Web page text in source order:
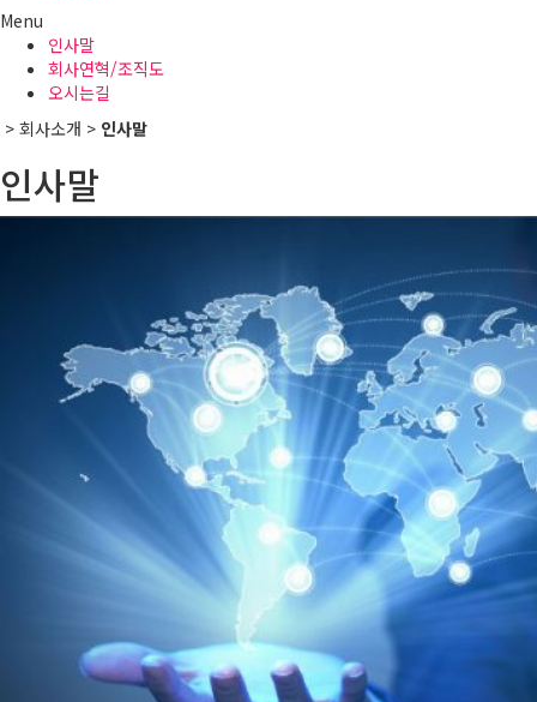
Menu
인사말
회사연혁/조직도
오시는길
> 회사소개 > 인사말
인사말